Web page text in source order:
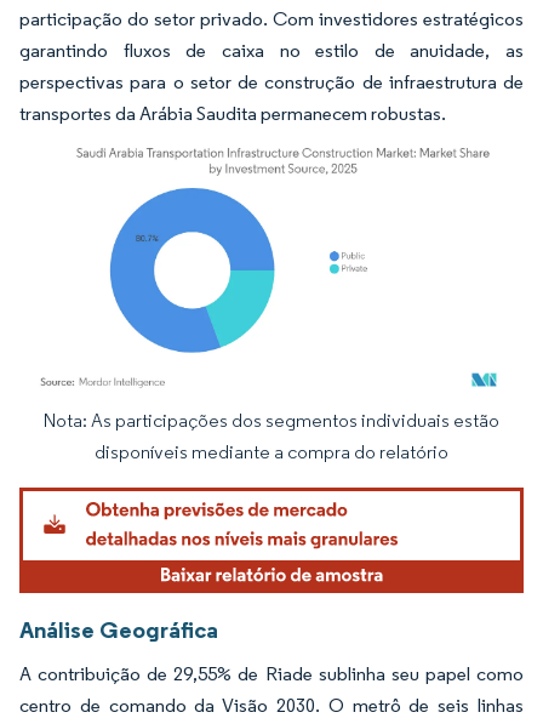
participação do setor privado. Com investidores estratégicos
garantindo fluxos de caixa no estilo de anuidade, as
perspectivas para o setor de construção de infraestrutura de
transportes da Arábia Saudita permanecem robustas.
Imagem © Mordor Intelligence. O reuso requer atribuição conforme CC BY 4.0.
Nota: As participações dos segmentos individuais estão
disponíveis mediante a compra do relatório
Análise Geográfica
A contribuição de 29,55% de Riade sublinha seu papel como
centro de comando da Visão 2030. O metrô de seis linhas